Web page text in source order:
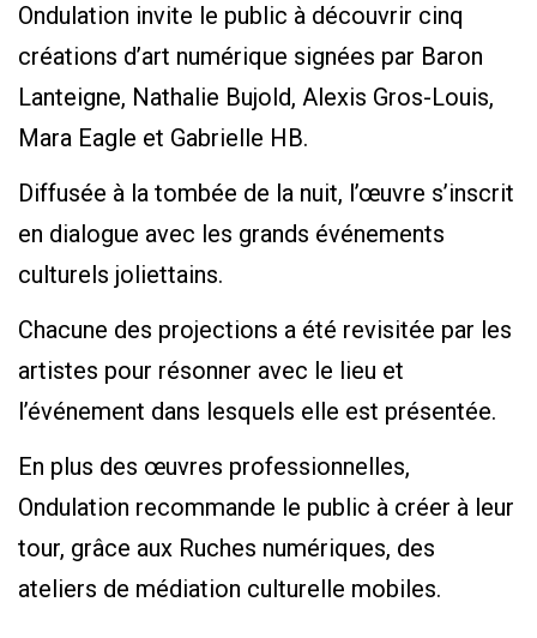
Ondulation invite le public à découvrir cinq
créations d’art numérique signées par Baron
Lanteigne, Nathalie Bujold, Alexis Gros-Louis,
Mara Eagle et Gabrielle HB.
Diffusée à la tombée de la nuit, l’œuvre s’inscrit
en dialogue avec les grands événements
culturels joliettains.
Chacune des projections a été revisitée par les
artistes pour résonner avec le lieu et
l’événement dans lesquels elle est présentée.
En plus des œuvres professionnelles,
Ondulation recommande le public à créer à leur
tour, grâce aux Ruches numériques, des
ateliers de médiation culturelle mobiles.